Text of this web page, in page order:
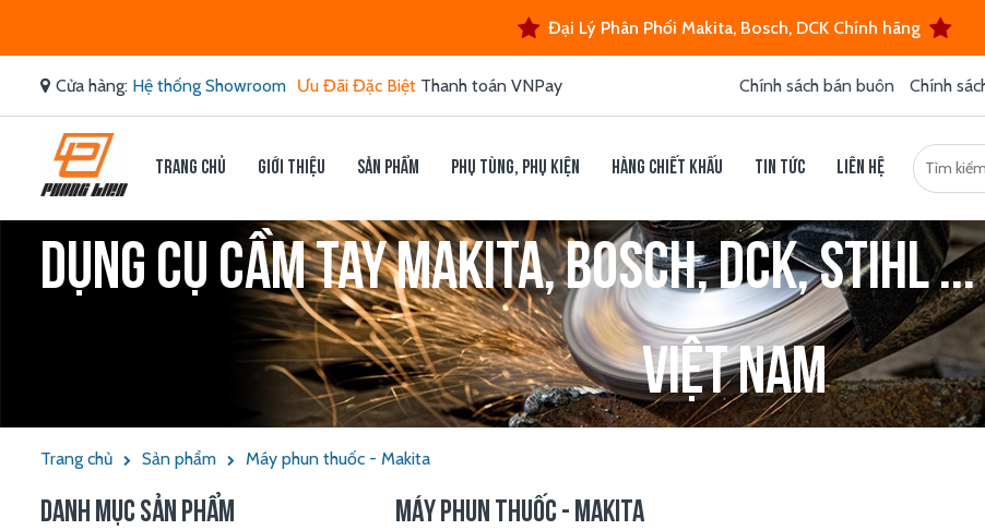
Đại Lý Phân Phối Makita, Bosch, DCK Chính hãng
Cửa hàng: Hệ thống Showroom Ưu Đãi Đặc Biệt Thanh toán VNPay Chính sách bán buôn Chính
Trang chủ Giới thiệu Sản phẩm Phụ tùng, phụ kiện Hàng chiết khấu Tin tức Liên hệ
Dụng cụ cầm tay Makita, Bosch, DCK, Stihl
Việt Nam
Trang chủ Sản phẩm Máy phun thuốc - Makita
DANH MỤC SẢN PHẨM MÁY PHUN THUỐC - MAKITA